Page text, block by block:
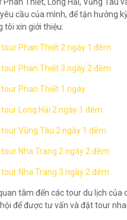
cầu của mình, để tận hưởng
tôi xin giới thiệu:
tour Phan Thiết 2 ngày 1 đêm
tour Phan Thiết 3 ngày 2 đêm
tour Phan Thiết 1 ngày
tour Long Hải 2 ngày 1 đêm
tour Vũng Tàu 2 ngày 1 đêm
tour Nha Trang 2 ngày 2 đêm
tour Nha Trang 3 ngày 2 đêm
tâm đến các tour du lịch
để được tư vấn và đặt tour